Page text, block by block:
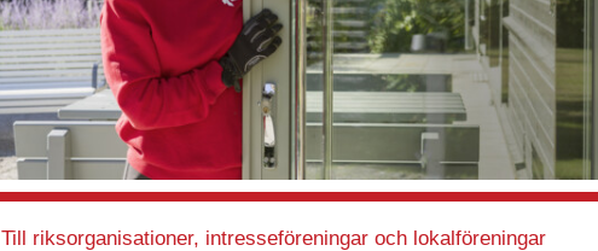
Till riksorganisationer, intresseföreningar och lokalföreningar